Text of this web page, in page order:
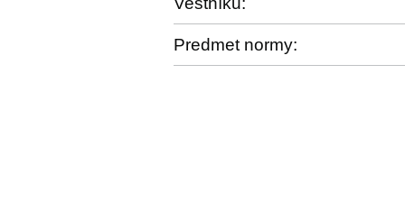
Predmet normy: